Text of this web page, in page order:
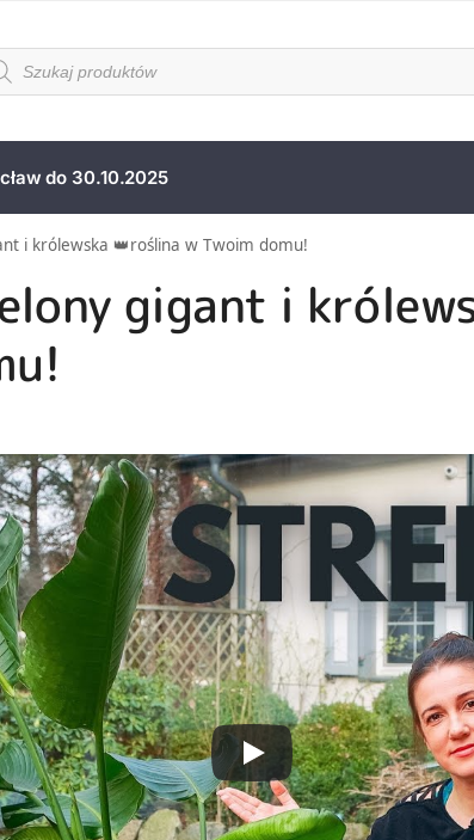
do 30.10.2025
i królewska 👑roślina w Twoim domu!
gigant i